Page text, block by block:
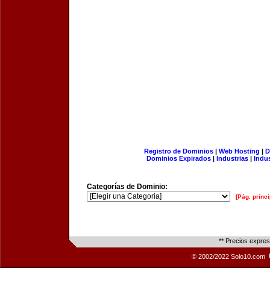
Registro de Dominios| Web Hosting |
Dominios Expirados | Industrias |
Categorías de Dominio:
[Pág.
** Precios
© 2002/2022 Solo10.com